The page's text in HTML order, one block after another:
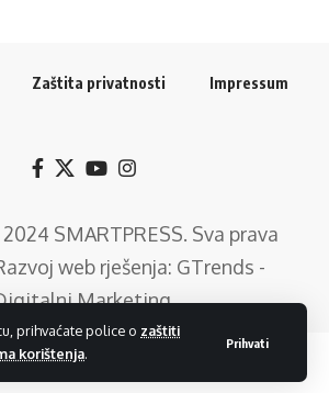
prihvaćate police o zaštiti
korištenja.
Prihvati
Zaštita privatnosti Impressum
SMARTPRESS. Sva prava
web rješenja: GTrends -
Marketing.